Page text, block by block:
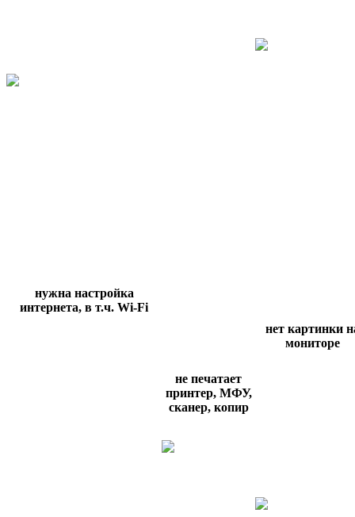
нужна настройка
интернета, в т.ч. Wi-Fi
не печатает
принтер, МФУ,
сканер, копир
нет картинки
мониторе